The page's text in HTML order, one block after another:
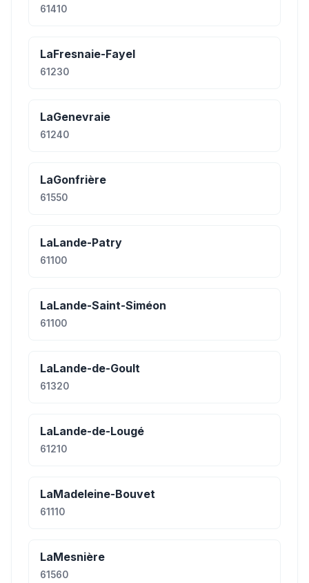
61410
LaFresnaie-Fayel
61230
LaGenevraie
61240
LaGonfrière
61550
LaLande-Patry
61100
LaLande-Saint-Siméon
61100
LaLande-de-Goult
61320
LaLande-de-Lougé
61210
LaMadeleine-Bouvet
61110
LaMesnière
61560